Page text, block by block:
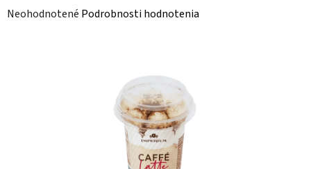
Priemerné hodnotenie produktu je 0,0 z 5 hviezdičiek.
Neohodnotené Podrobnosti hodnotenia